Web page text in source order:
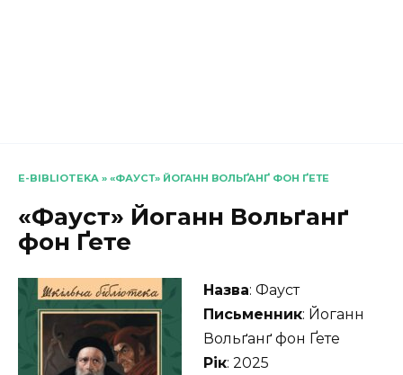
E-BIBLIOTEKA » «ФАУСТ» ЙОГАНН ВОЛЬҐАНҐ ФОН ҐЕТЕ
«Фауст» Йоганн Вольґанґ
фон Ґете
Назва: Фауст
Письменник: Йоганн
Вольґанґ фон Ґете
Рік: 2025